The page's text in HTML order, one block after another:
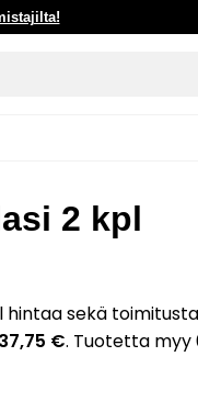
2 kpl
sekä
37,75 €. Tuotetta myy